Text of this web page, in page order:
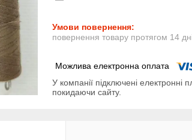
повернення товару протягом 14
У компанії підключені
покидаючи сайту.